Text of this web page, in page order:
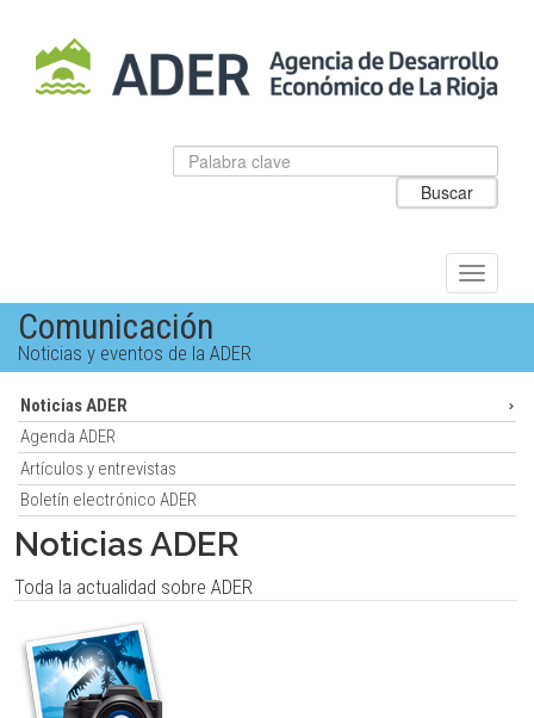
Salto
al
contenido
Datos
para
Introduzca
el
Buscar
Alternar
Comunicación
Noticias y eventos de la ADER
Noticias ADER
Agenda ADER
Artículos y entrevistas
Boletín electrónico ADER
Noticias ADER
Toda la actualidad sobre ADER